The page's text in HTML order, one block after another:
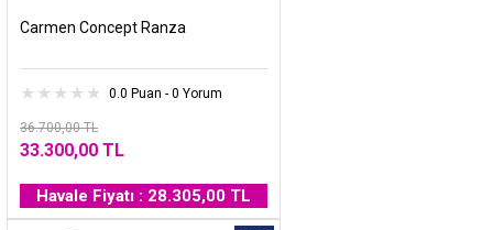
Carmen Concept Ranza
0.0 Puan - 0 Yorum
36.700,00 TL
33.300,00 TL
Havale Fiyatı : 28.305,00 TL